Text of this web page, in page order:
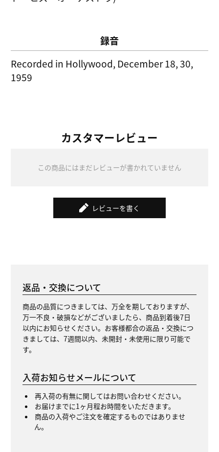
録音
Recorded in Hollywood, December 18, 30,
1959
カスタマーレビュー
この商品にはまだレビューが書かれていません
レビューを書く
返品・交換について
商品の品質につきましては、万全を期しておりますが、
万一不良・破損などがございましたら、商品到着後7日
以内にお知らせください。お客様都合の返品・交換につ
きましては、7週間以内、未開封・未使用に限り可能で
す。
入荷お知らせメールについて
再入荷の有無に関してはお問い合わせください。
お届けまでに1ヶ月程お時間をいただきます。
商品の入荷やご注文を確定するものではありませ
ん。